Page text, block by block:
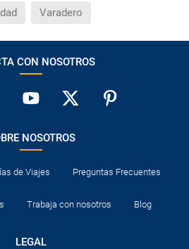
Varadero
CON NOSOTROS
NOSOTROS
de Viajes Preguntas Frecuentes
Trabaja con nosotros Blog
LEGAL